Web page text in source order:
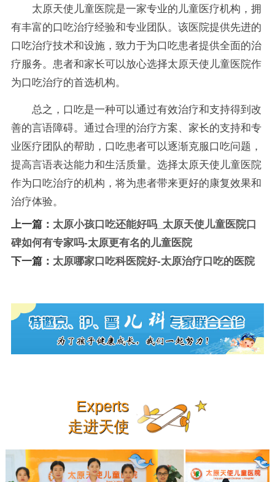
太原天使儿童医院是一家专业的儿童医疗机构，拥
有丰富的口吃治疗经验和专业团队。该医院提供先进的
口吃治疗技术和设施，致力于为口吃患者提供全面的治
疗服务。患者和家长可以放心选择太原天使儿童医院作
为口吃治疗的首选机构。
总之，口吃是一种可以通过有效治疗和支持得到改
善的言语障碍。通过合理的治疗方案、家长的支持和专
业医疗团队的帮助，口吃患者可以逐渐克服口吃问题，
提高言语表达能力和生活质量。选择太原天使儿童医院
作为口吃治疗的机构，将为患者带来更好的康复效果和
治疗体验。
上一篇： 太原小孩口吃还能好吗_太原天使儿童医院口
碑如何有专家吗-太原更有名的儿童医院
下一篇： 太原哪家口吃科医院好-太原治疗口吃的医院
Experts
走进天使